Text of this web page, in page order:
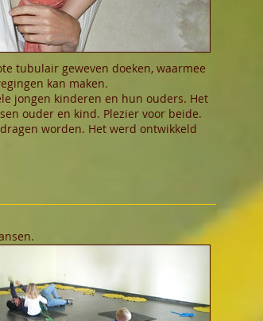
tubulair geweven doeken, waarmee
kan maken.
jongen kinderen en hun ouders. Het
ouder en kind. Plezier voor beide.
worden. Het werd ontwikkeld